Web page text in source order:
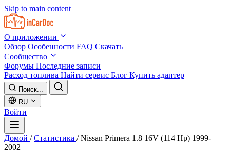
Skip to main content
О приложении
Обзор Особенности FAQ Скачать
Сообщество
Форумы Последние записи
Расход топлива Найти сервис Блог Купить адаптер
Поиск...
RU
Войти
Домой / Статистика / Nissan Primera 1.8 16V (114 Hp) 1999-
2002